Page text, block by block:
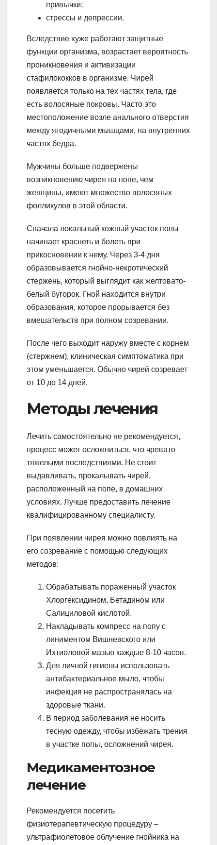
привычки;
стрессы и депрессии.
Вследствие хуже работают защитные
функции организма, возрастает вероятность
проникновения и активизации
стафилококков в организме. Чирей
появляется только на тех частях тела, где
есть волосяные покровы. Часто это
местоположение возле анального отверстия
между ягодичными мышцами, на внутренних
частях бедра.
Мужчины больше подвержены
возникновению чирея на попе, чем
женщины, имеют множество волосяных
фолликулов в этой области.
Сначала локальный кожный участок попы
начинает краснеть и болеть при
прикосновении к нему. Через 3-4 дня
образовывается гнойно-некротический
стержень, который выглядит как желтовато-
белый бугорок. Гной находится внутри
образования, которое прорывается без
вмешательств при полном созревании.
После чего выходит наружу вместе с корнем
(стержнем), клиническая симптоматика при
этом уменьшается. Обычно чирей созревает
от 10 до 14 дней.
Методы лечения
Лечить самостоятельно не рекомендуется,
процесс может осложниться, что чревато
тяжелыми последствиями. Не стоит
выдавливать, прокалывать чирей,
расположенный на попе, в домашних
условиях. Лучше предоставить лечение
квалифицированному специалисту.
При появлении чирея можно повлиять на
его созревание с помощью следующих
методов:
Обрабатывать пораженный участок
Хлоргексидином, Бетадином или
Салициловой кислотой.
Накладывать компресс на попу с
линиментом Вишневского или
Ихтиоловой мазью каждые 8-10 часов.
Для личной гигиены использовать
антибактериальное мыло, чтобы
инфекция не распространялась на
здоровые ткани.
В период заболевания не носить
тесную одежду, чтобы избежать трения
в участке попы, осложнений чирея.
Медикаментозное
лечение
Рекомендуется посетить
физиотерапевтическую процедуру –
ультрафиолетовое облучение гнойника на